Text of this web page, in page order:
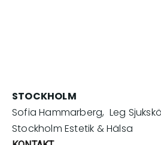
STOCKHOLM
Sofia Hammarberg, Leg
Stockholm Estetik & Hälsa